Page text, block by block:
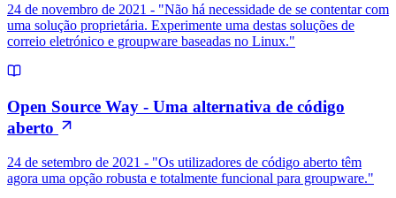
24 de novembro de 2021 - "Não há necessidade de se contentar com
uma solução proprietária. Experimente uma destas soluções de
correio eletrónico e groupware baseadas no Linux."
Open Source Way - Uma alternativa de código
aberto
24 de setembro de 2021 - "Os utilizadores de código aberto têm
agora uma opção robusta e totalmente funcional para groupware."